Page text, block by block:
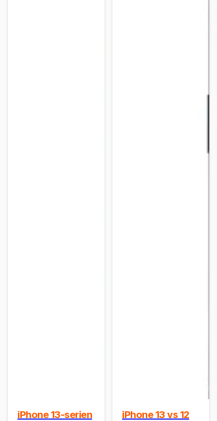
iPhone 13-serien iPhone 13 vs 12